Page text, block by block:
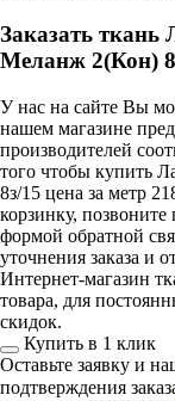
Заказать
Меланж 2(Кон)
У нас на сайте Вы
нашем магазине
производителей
того чтобы купить
8з/15 цена за метр
корзинку, позвоните
формой обратной
уточнения заказа и
Интернет-магазин
товара, для
скидок.
Купить в 1 клик
Оставьте заявку и
подтверждения